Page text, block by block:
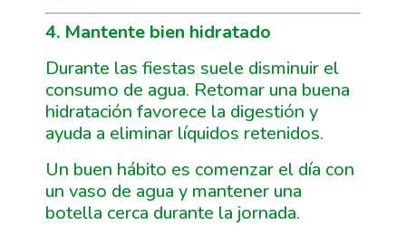
4. Mantente bien hidratado
Durante las fiestas suele disminuir el
consumo de agua. Retomar una buena
hidratación favorece la digestión y
ayuda a eliminar líquidos retenidos.
Un buen hábito es comenzar el día con
un vaso de agua y mantener una
botella cerca durante la jornada.